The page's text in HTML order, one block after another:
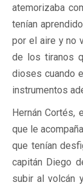
atemorizaba
tenían
por el aire y no
de los tiranos
dioses cuando
instrumentos
Hernán Cortés,
que le
que tenían
capitán Diego
subir al volcán